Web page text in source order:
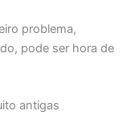
problema,
pode ser hora de
antigas